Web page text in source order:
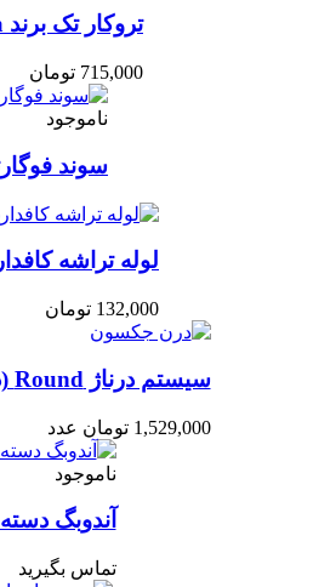
تروکار تک برند huana
715,000 تومان
ناموجود
سوند فوگارتی
لوله تراشه کافدار
132,000 تومان
سیستم درناژ Round (درن جکسون)
1,529,000 تومان عدد
ناموجود
آندوبگ دسته دار
تماس بگیرید